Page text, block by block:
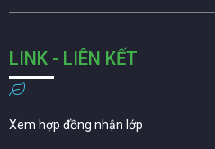
LINK - LIÊN KẾT
Xem hợp đồng nhận lớp